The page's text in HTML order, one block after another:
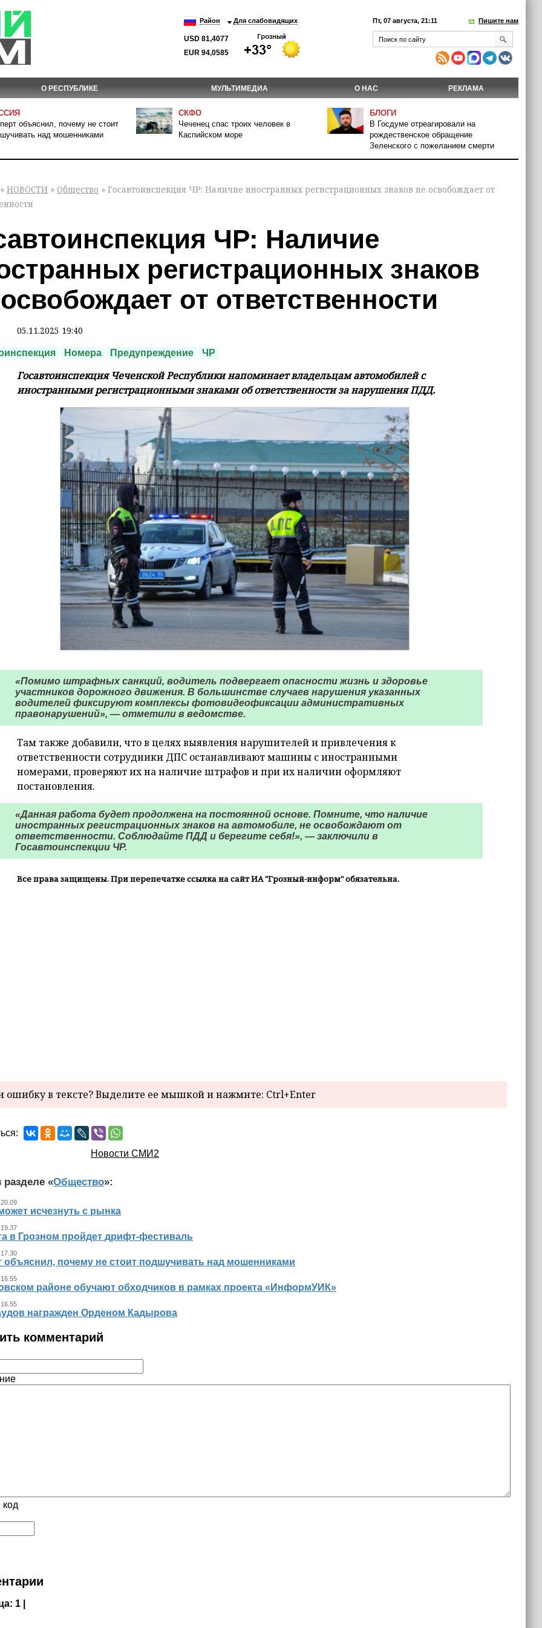
Район Для слабовидящих
USD 81,4077
EUR 94,0585
Пт, 07 августа, 21:11 Пишите нам
О РЕСПУБЛИКЕ МУЛЬТИМЕДИА О НАС РЕКЛАМА
объяснил, почему не стоит
над мошенниками
СКФО
Чеченец спас троих человек в
Каспийском море
БЛОГИ
В Госдуме отреагировали на
рождественское обращение
Зеленского с пожеланием смерти
» НОВОСТИ » Общество » Госавтоинспекция ЧР: Наличие иностранных регистрационных знаков не освобождает от
ЧР: Наличие
регистрационных знаков
от ответственности
05.11.2025 19:40
Номера Предупреждение ЧР
Госавтоинспекция Чеченской Республики напоминает владельцам автомобилей с
иностранными регистрационными знаками об ответственности за нарушения ПДД.
«Помимо штрафных санкций, водитель подвергает опасности жизнь и здоровье
участников дорожного движения. В большинстве случаев нарушения указанных
водителей фиксируют комплексы фотовидеофиксации административных
правонарушений», — отметили в ведомстве.
Там также добавили, что в целях выявления нарушителей и привлечения к
ответственности сотрудники ДПС останавливают машины с иностранными
номерами, проверяют их на наличие штрафов и при их наличии оформляют
постановления.
«Данная работа будет продолжена на постоянной основе. Помните, что наличие
иностранных регистрационных знаков на автомобиле, не освобождают от
ответственности. Соблюдайте ПДД и берегите себя!», — заключили в
Госавтоинспекции ЧР.
Все права защищены. При перепечатке ссылка на сайт ИА "Грозный-информ" обязательна.
в тексте? Выделите ее мышкой и нажмите: Ctrl+Enter
Новости СМИ2
разделе «Общество»:
исчезнуть с рынка
в Грозном пройдет дрифт-фестиваль
объяснил, почему не стоит подшучивать над мошенниками
районе обучают обходчиков в рамках проекта «ИнформУИК»
награжден Орденом Кадырова
комментарий
код
1 |